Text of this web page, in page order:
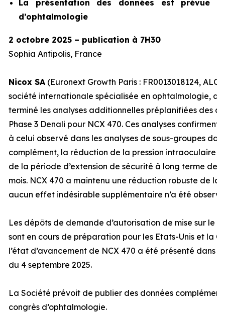
La présentation des données est prévue
d’ophtalmologie
2 octobre 2025 – publication à 7H30
Sophia Antipolis, France
Nicox SA (Euronext Growth Paris : FR0013018124,
société internationale spécialisée en ophtalmologie,
terminé les analyses additionnelles préplanifiées des
Phase 3 Denali pour NCX 470. Ces analyses
à celui observé dans les analyses de sous-groupes
complément, la réduction de la pression intraoculaire
de la période d’extension de sécurité à long terme de
mois. NCX 470 a maintenu une réduction robuste de
aucun effet indésirable supplémentaire n’a été
Les dépôts de demande d’autorisation de mise sur le
sont en cours de préparation pour les Etats-Unis et la
l’état d’avancement de NCX 470 a été présenté dans
du 4 septembre 2025.
La Société prévoit de publier des données
congrès d’ophtalmologie.